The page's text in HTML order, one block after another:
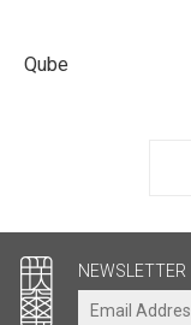
Qube
NEWSLETTER